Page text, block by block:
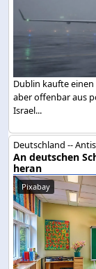
Dublin kaufte
aber offenbar aus
Israel...
Deutschland --
An deutschen
heran
Pixabay